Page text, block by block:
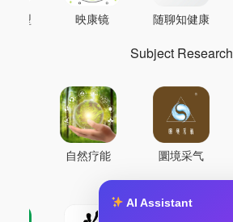
AI Assistant
模型 映康镜 随聊知健康
Subject Research
自然疗能 圜境采气